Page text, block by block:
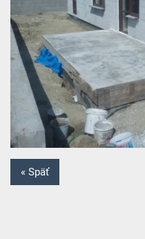
« Späť